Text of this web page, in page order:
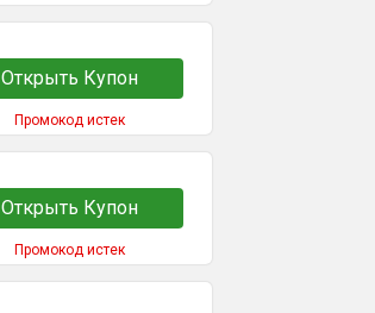
Открыть Купон
Промокод истек
Открыть Купон
Промокод истек